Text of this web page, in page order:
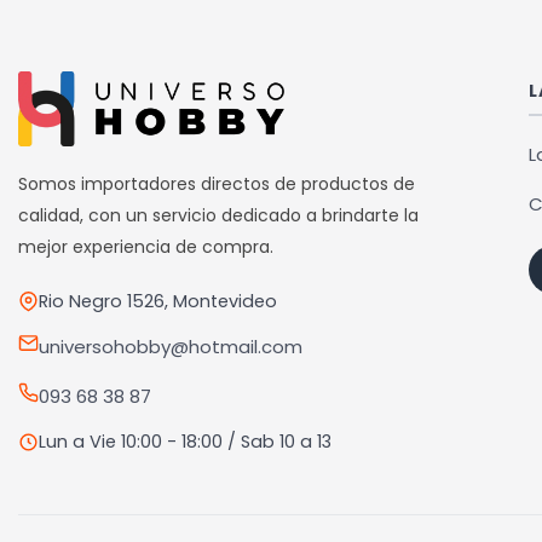
Las
opciones
se
pueden
elegir
en
página
de
Somos importadores directos de productos de
calidad, con un servicio dedicado a brindarte la
mejor experiencia de compra.
Rio Negro 1526, Montevideo
universohobby@hotmail.com
093 68 38 87
Lun a Vie 10:00 - 18:00 / Sab 10 a 13